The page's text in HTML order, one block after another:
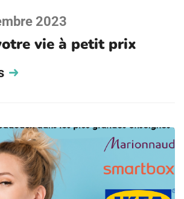
2023
vie à petit prix